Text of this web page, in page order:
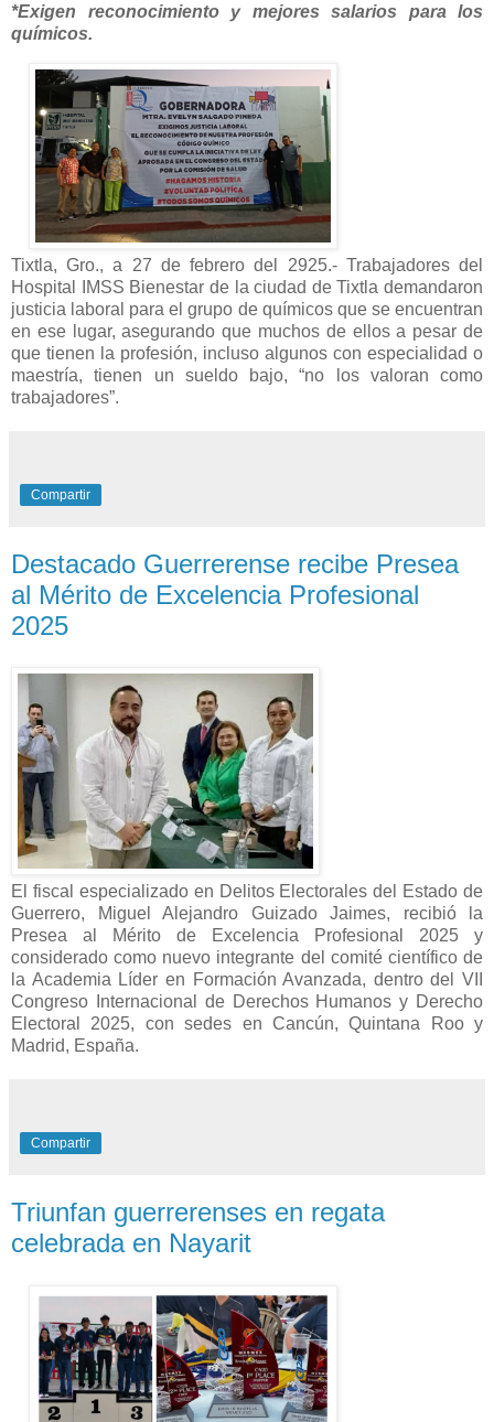
*Exigen reconocimiento y mejores salarios para los
químicos.
Tixtla, Gro., a 27 de febrero del 2925.- Trabajadores del
Hospital IMSS Bienestar de la ciudad de Tixtla demandaron
justicia laboral para el grupo de químicos que se encuentran
en ese lugar, asegurando que muchos de ellos a pesar de
que tienen la profesión, incluso algunos con especialidad o
maestría, tienen un sueldo bajo, “no los valoran como
trabajadores”.
Compartir
Destacado Guerrerense recibe Presea
al Mérito de Excelencia Profesional
2025
El fiscal especializado en Delitos Electorales del Estado de
Guerrero, Miguel Alejandro Guizado Jaimes, recibió la
Presea al Mérito de Excelencia Profesional 2025 y
considerado como nuevo integrante del comité científico de
la Academia Líder en Formación Avanzada, dentro del VII
Congreso Internacional de Derechos Humanos y Derecho
Electoral 2025, con sedes en Cancún, Quintana Roo y
Madrid, España.
Compartir
Triunfan guerrerenses en regata
celebrada en Nayarit